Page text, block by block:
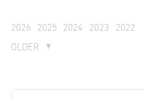
2026 2025 2024 2023
2022
OLDER